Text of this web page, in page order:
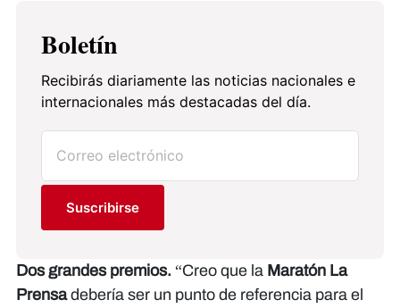
Boletín
Recibirás diariamente las noticias nacionales e
internacionales más destacadas del día.
Suscribirse
Dos grandes premios. “Creo que la Maratón La
Prensadebería ser un punto de referencia para el